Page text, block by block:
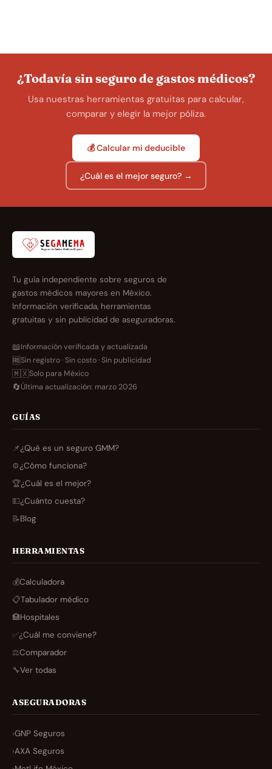
¿Todavía sin seguro de gastos médicos?
Usa nuestras herramientas gratuitas para calcular,
comparar y elegir la mejor póliza.
💰 Calcular mi deducible
¿Cuál es el mejor seguro? →
Tu guía independiente sobre seguros de
gastos médicos mayores en México.
Información verificada, herramientas
gratuitas y sin publicidad de aseguradoras.
📖Información verificada y actualizada
🆓Sin registro · Sin costo · Sin publicidad
🇲🇽Solo para México
🔄Última actualización: marzo 2026
GUÍAS
📌¿Qué es un seguro GMM?
⚙️¿Cómo funciona?
🏆¿Cuál es el mejor?
💵¿Cuánto cuesta?
📝Blog
HERRAMIENTAS
💰Calculadora
📋Tabulador médico
🏥Hospitales
✅¿Cuál me conviene?
⚖️Comparador
🔧Ver todas
ASEGURADORAS
›GNP Seguros
›AXA Seguros